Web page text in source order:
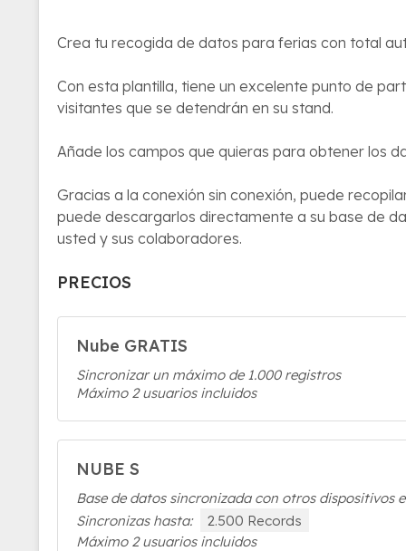
Crea tu recogida de datos para ferias con total
Con esta plantilla, tiene un excelente punto de
visitantes que se detendrán en su stand.
Añade los campos que quieras para obtener los
Gracias a la conexión sin conexión, puede
puede descargarlos directamente a su base de
usted y sus colaboradores.
PRECIOS
Nube GRATIS
Sincronizar un máximo de 1.000 registros
Máximo 2 usuarios incluidos
NUBE S
Base de datos sincronizada con otros dispositivos
Sincronizas hasta:
2.500 Records
Máximo 2 usuarios incluidos